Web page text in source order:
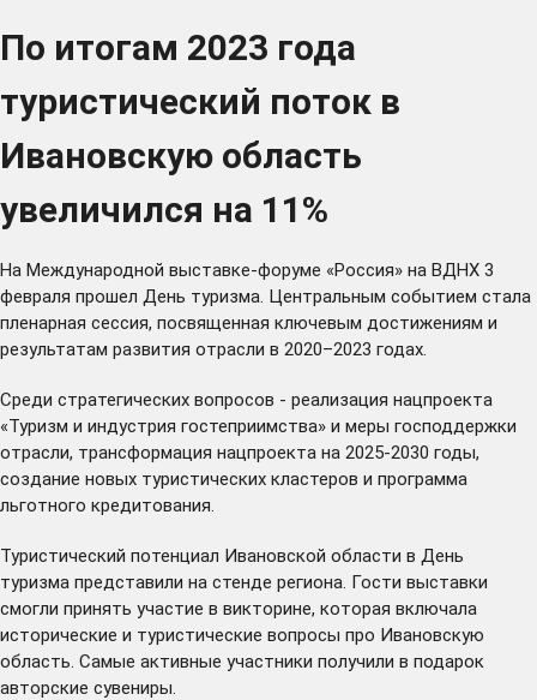
По итогам 2023 года
туристический поток в
Ивановскую область
увеличился на 11%
На Международной выставке-форуме «Россия» на ВДНХ 3
февраля прошел День туризма. Центральным событием стала
пленарная сессия, посвященная ключевым достижениям и
результатам развития отрасли в 2020–2023 годах.
Среди стратегических вопросов - реализация нацпроекта
«Туризм и индустрия гостеприимства» и меры господдержки
отрасли, трансформация нацпроекта на 2025-2030 годы,
создание новых туристических кластеров и программа
льготного кредитования.
Туристический потенциал Ивановской области в День
туризма представили на стенде региона. Гости выставки
смогли принять участие в викторине, которая включала
исторические и туристические вопросы про Ивановскую
область. Самые активные участники получили в подарок
авторские сувениры.